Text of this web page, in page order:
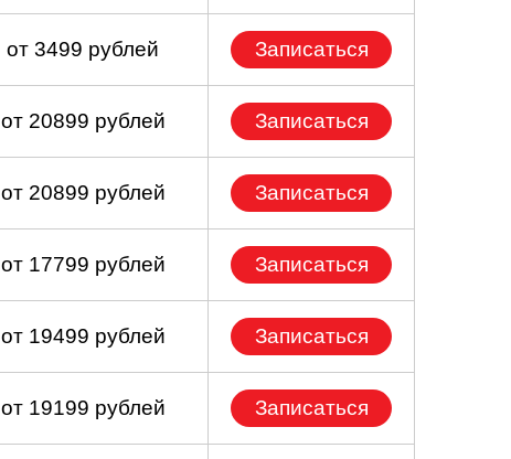
от 3499 рублей Записаться
от 20899 рублей Записаться
от 20899 рублей Записаться
от 17799 рублей Записаться
от 19499 рублей Записаться
от 19199 рублей Записаться